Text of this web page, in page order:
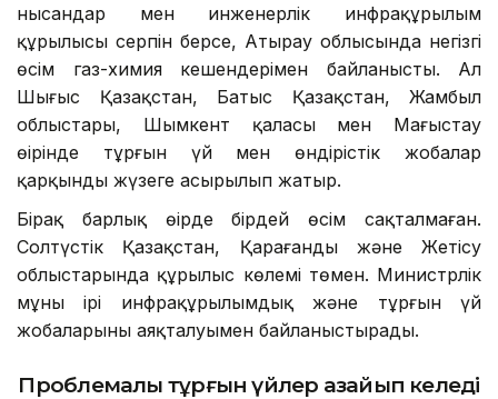
нысандар мен инженерлік инфрақұрылым
құрылысы серпін берсе, Атырау облысында негізгі
өсім газ-химия кешендерімен байланысты. Ал
Шығыс Қазақстан, Батыс Қазақстан, Жамбыл
облыстары, Шымкент қаласы мен Маңғыстау
өңірінде тұрғын үй мен өндірістік жобалар
қарқынды жүзеге асырылып жатыр.
Бірақ барлық өңірде бірдей өсім сақталмаған.
Солтүстік Қазақстан, Қарағанды және Жетісу
облыстарында құрылыс көлемі төмен. Министрлік
мұны ірі инфрақұрылымдық және тұрғын үй
жобаларының аяқталуымен байланыстырады.
Проблемалы тұрғын үйлер азайып келеді